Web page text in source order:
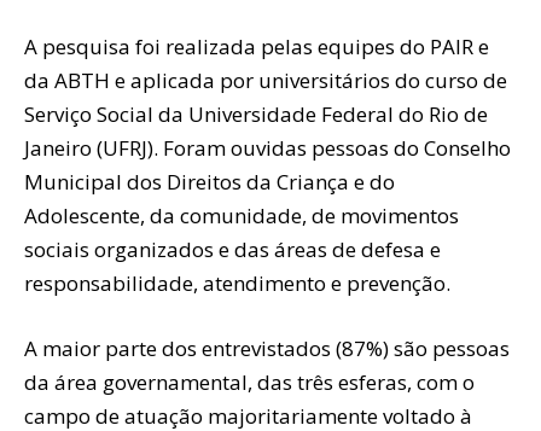
A pesquisa foi realizada pelas equipes do PAIR e
da ABTH e aplicada por universitários do curso de
Serviço Social da Universidade Federal do Rio de
Janeiro (UFRJ). Foram ouvidas pessoas do Conselho
Municipal dos Direitos da Criança e do
Adolescente, da comunidade, de movimentos
sociais organizados e das áreas de defesa e
responsabilidade, atendimento e prevenção.
A maior parte dos entrevistados (87%) são pessoas
da área governamental, das três esferas, com o
campo de atuação majoritariamente voltado à